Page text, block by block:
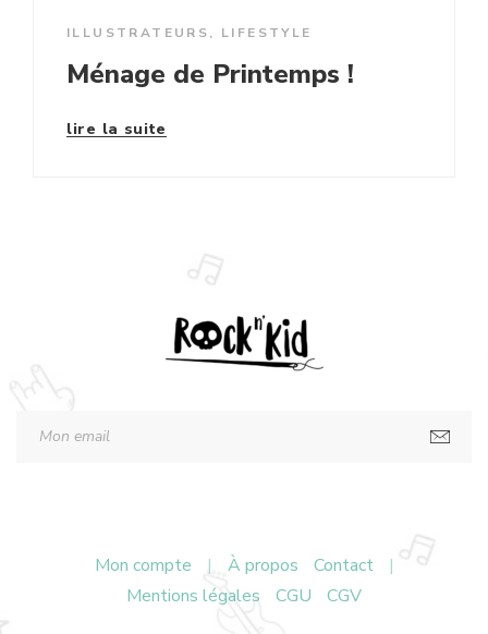
ILLUSTRATEURS, LIFESTYLE
Ménage de Printemps !
lire la suite
Mon compte | À propos Contact
|
Mentions légales
CGU CGV